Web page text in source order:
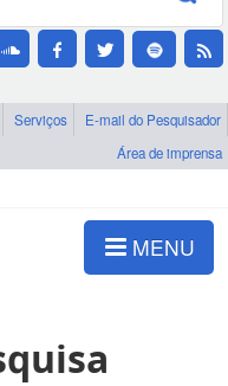
Serviços
E-mail do Pesquisador
Área de imprensa
MENU